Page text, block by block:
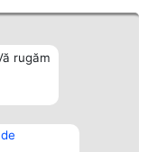
rugăm
Contact